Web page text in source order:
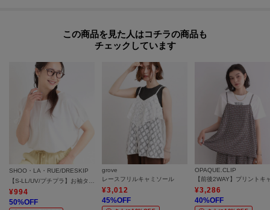
この商品を見た人はコチラの商品も
チェックしています
SHOO・LA・RUE/DRESKIP
【S-LL/UV/プチプラ】お袖タックで好印象 デザインTシャツ
¥994
50%OFF
grove
レースフリルキャミソール
¥3,012
45%OFF
OPAQUE.CLIP
¥3,286
40%OFF